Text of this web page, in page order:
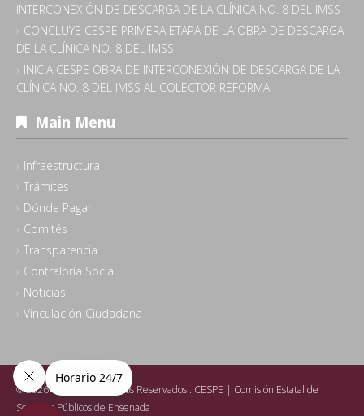
INTERCONEXIÓN DE DESCARGA DE LA CLÍNICA NO. 8 DEL IMSS
CONCLUYE CESPE PRIMERA ETAPA DE LA OBRA DE DESCARGA
DE LA CLÍNICA NO. 8 DEL IMSS
INICIA CESPE OBRA DE INTERCONEXIÓN DE DESCARGA DE LA
CLÍNICA NO. 8 DEL IMSS AL COLECTOR REFORMA
Main Menu
Infraestructura
Trámites
Dónde Pagar
Comités
Transparencia
Contraloría Social
Noticias
Vinculación Ciudadana
© 2026 Todos los Derechos Reservados . CESPE | Comisión Estatal de
Servicios Públicos de Ensenada